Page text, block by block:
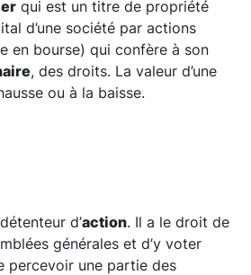
qui est un titre de propriété
d’une société par actions
en bourse) qui confère à son
, des droits. La valeur d’une
ou à la baisse.
d’action. Il a le droit de
générales et d’y voter
percevoir une partie des